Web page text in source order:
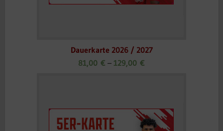
Dauerkarte 2026 / 2027
81,00 € – 129,00 €